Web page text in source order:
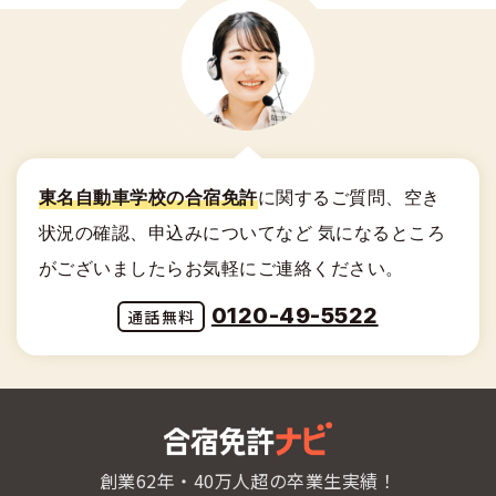
東名自動車学校の合宿免許に関する ご質問、空き
状況の確認、申込みについてなど 気になるところ
がございましたらお気軽にご連絡ください。
0120-49-5522
創業62年・40万人超の卒業生実績！